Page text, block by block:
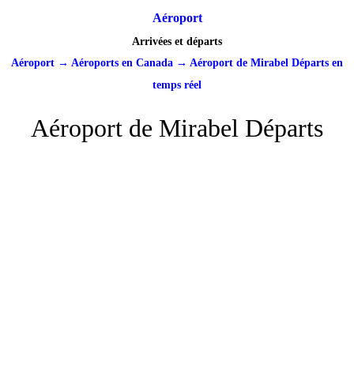
Aéroport
Arrivées et départs
Aéroport → Aéroports en Canada → Aéroport de Mirabel Départs en
temps réel
Aéroport de Mirabel Départs